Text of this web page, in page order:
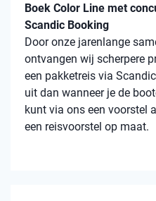
Boek Color Line met
Scandic Booking
Door onze jarenlange
ontvangen wij scherpere
een pakketreis via
uit dan wanneer je de
kunt via ons een voorstel
een reisvoorstel op maat.